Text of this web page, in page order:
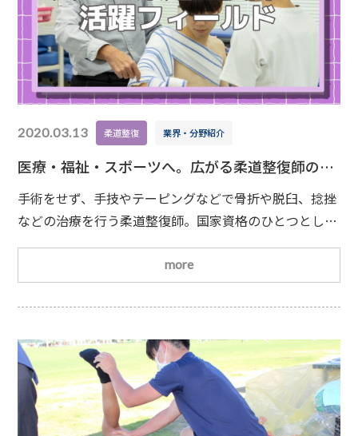
2020.03.13 柔道整復 業界・分野紹介
医療・福祉・スポーツへ。広がる柔道整復師の活
躍フィールド
手術をせず、手技やテーピングなどで骨折や脱臼、捻挫
などの治療を行う柔道整復師。国家資格のひとつとし
も、接骨院や整骨院でしか働けないのでは？」そう思っ
ている方もいるかもしれません。実は――柔道整復師の活躍
の場は、どんどん広がっているのです
①病院（整形外
形外科では、✔骨折や脱臼の整復✔ギプス固定やテー
more